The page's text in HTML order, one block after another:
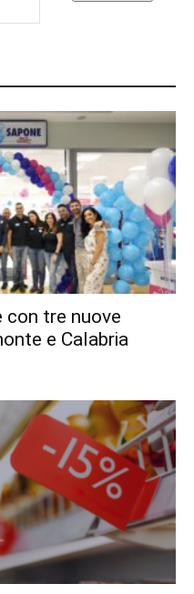
con tre nuove
e Calabria